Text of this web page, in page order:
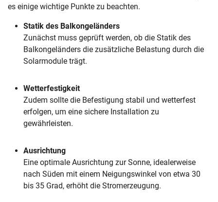
es einige wichtige Punkte zu beachten.
Statik des Balkongeländers
Zunächst muss geprüft werden, ob die Statik des
Balkongeländers die zusätzliche Belastung durch die
Solarmodule trägt.
Wetterfestigkeit
Zudem sollte die Befestigung stabil und wetterfest
erfolgen, um eine sichere Installation zu
gewährleisten.
Ausrichtung
Eine optimale Ausrichtung zur Sonne, idealerweise
nach Süden mit einem Neigungswinkel von etwa 30
bis 35 Grad, erhöht die Stromerzeugung.